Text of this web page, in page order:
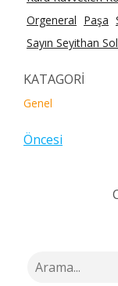
Orgeneral Paşa
Sayın Seyithan
KATAGORİ
Genel
Öncesi